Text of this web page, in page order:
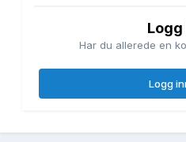
Logg
Har du allerede en
Logg